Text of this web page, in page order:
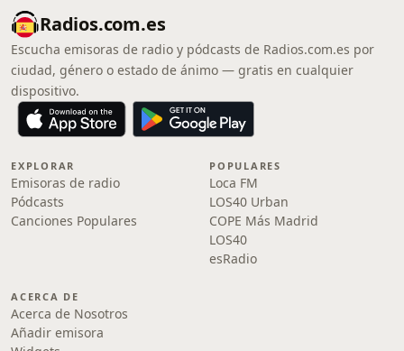
Radios.com.es
Escucha emisoras de radio y pódcasts de Radios.com.es por
ciudad, género o estado de ánimo — gratis en cualquier
dispositivo.
EXPLORAR
Emisoras de radio
Pódcasts
Canciones Populares
POPULARES
Loca FM
LOS40 Urban
COPE Más Madrid
LOS40
esRadio
ACERCA DE
Acerca de Nosotros
Añadir emisora